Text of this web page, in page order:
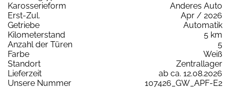
Karosserieform
Anderes Auto
Erst-Zul.
Apr / 2026
Getriebe
Automatik
Kilometerstand
5 km
Anzahl der Türen
5
Farbe
Weiß
Standort
Zentrallager
Lieferzeit
ab ca. 12.08.2026
Unsere Nummer
107426_GW_APF-E2